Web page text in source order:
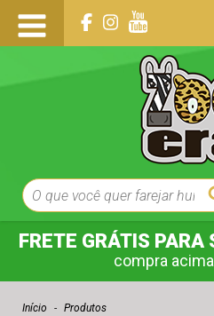
FRETE GRÁTIS PARA
compra
Início - Produtos